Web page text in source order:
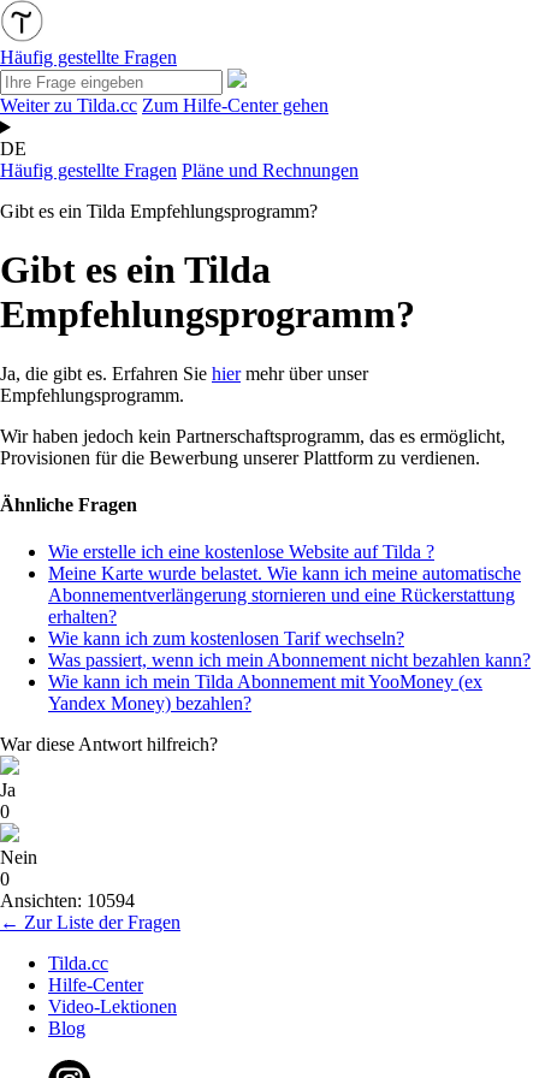
Häufig gestellte Fragen
Weiter zu Tilda.cc Zum Hilfe-Center gehen
DE
Häufig gestellte Fragen Pläne und Rechnungen
Gibt es ein Tilda Empfehlungsprogramm?
Gibt es ein Tilda
Empfehlungsprogramm?
Ja, die gibt es. Erfahren Sie hiermehr über unser
Empfehlungsprogramm.
Wir haben jedoch kein Partnerschaftsprogramm, das es ermöglicht,
Provisionen für die Bewerbung unserer Plattform zu verdienen.
Ähnliche Fragen
Wie erstelle ich eine kostenlose Website auf Tilda ?
Meine Karte wurde belastet. Wie kann ich meine automatische
Abonnementverlängerung stornieren und eine Rückerstattung
erhalten?
Wie kann ich zum kostenlosen Tarif wechseln?
Was passiert, wenn ich mein Abonnement nicht bezahlen kann?
Wie kann ich mein Tilda Abonnement mit YooMoney (ex
Yandex Money) bezahlen?
War diese Antwort hilfreich?
Ja
0
Nein
0
Ansichten: 10594
← Zur Liste der Fragen
Tilda.cc
Hilfe-Center
Video-Lektionen
Blog